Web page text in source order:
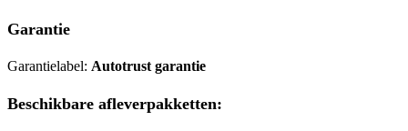
Garantie
Garantielabel: Autotrust garantie
Beschikbare afleverpakketten: